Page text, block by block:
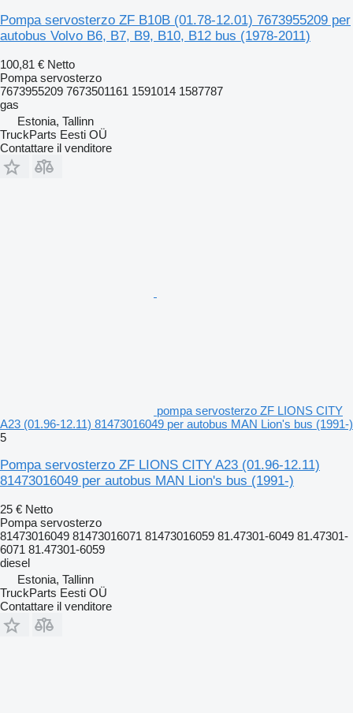
Pompa servosterzo ZF B10B (01.78-12.01) 7673955209 per
autobus Volvo B6, B7, B9, B10, B12 bus (1978-2011)
100,81 € Netto
Pompa servosterzo
7673955209 7673501161 1591014 1587787
gas
Estonia, Tallinn
TruckParts Eesti OÜ
Contattare il venditore
pompa servosterzo ZF LIONS CITY
A23 (01.96-12.11) 81473016049 per autobus MAN Lion's bus (1991-)
5
Pompa servosterzo ZF LIONS CITY A23 (01.96-12.11)
81473016049 per autobus MAN Lion's bus (1991-)
25 € Netto
Pompa servosterzo
81473016049 81473016071 81473016059 81.47301-6049 81.47301-
6071 81.47301-6059
diesel
Estonia, Tallinn
TruckParts Eesti OÜ
Contattare il venditore